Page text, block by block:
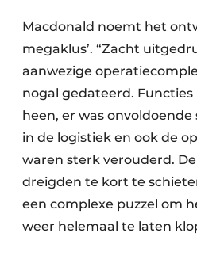
Macdonald noemt het
megaklus’. “Zacht
aanwezige
nogal gedateerd.
heen, er was
in de logistiek en ook de
waren sterk verouderd.
dreigden te kort te
een complexe puzzel om
weer helemaal te laten